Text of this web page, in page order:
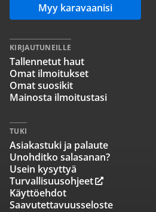
Myy karavaanisi
KIRJAUTUNEILLE
Tallennetut haut
Omat ilmoitukset
Omat suosikit
Mainosta ilmoitustasi
TUKI
Asiakastuki ja palaute
Unohditko salasanan?
Usein kysyttyä
Turvallisuusohjeet
Käyttöehdot
Saavutettavuusseloste